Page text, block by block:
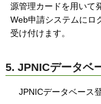
源管理カードを用いて
Web申請システムにロ
受け付けます。
5. JPNICデータベ
JPNICデータベース